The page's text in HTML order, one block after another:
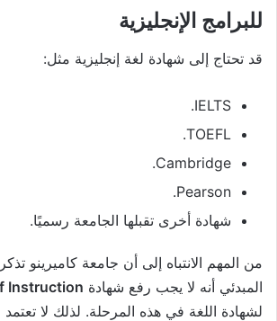
للبرامج الإنجليزية
قد تحتاج إلى شهادة لغة إنجليزية مثل:
IELTS.
TOEFL.
Cambridge.
Pearson.
شهادة أخرى تقبلها الجامعة رسميًا.
من المهم الانتباه إلى أن جامعة كاميرينو
المبدئي أنه لا يجب رفع شهادة Instruction
لشهادة اللغة في هذه المرحلة. لذلك لا